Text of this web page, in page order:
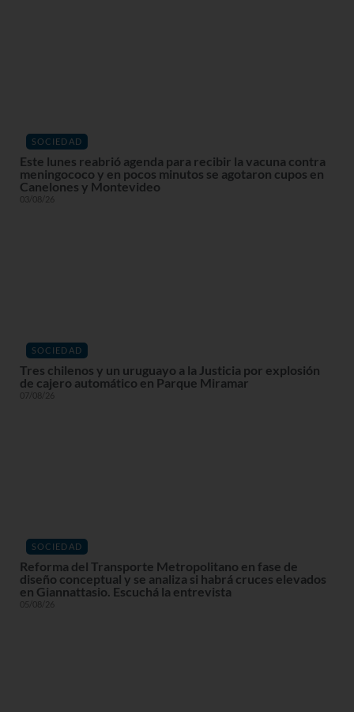
SOCIEDAD
Este lunes reabrió agenda para recibir la vacuna contra
meningococo y en pocos minutos se agotaron cupos en
Canelones y Montevideo
03/08/26
SOCIEDAD
Tres chilenos y un uruguayo a la Justicia por explosión
de cajero automático en Parque Miramar
07/08/26
SOCIEDAD
Reforma del Transporte Metropolitano en fase de
diseño conceptual y se analiza si habrá cruces elevados
en Giannattasio. Escuchá la entrevista
05/08/26